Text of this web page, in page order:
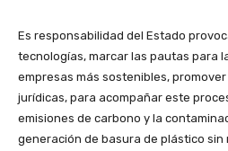
Es responsabilidad del Estado
tecnologías, marcar las pautas para
empresas más sostenibles,
jurídicas, para acompañar este
emisiones de carbono y la
generación de basura de plástico